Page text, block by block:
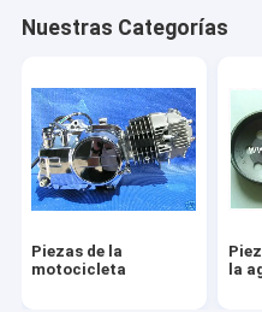
bici del cochecito de
Amortiguador de
Quitanieves de los
Vespa 250cc de la
Nuestras Categorías
Piezas de la
motocicleta
la